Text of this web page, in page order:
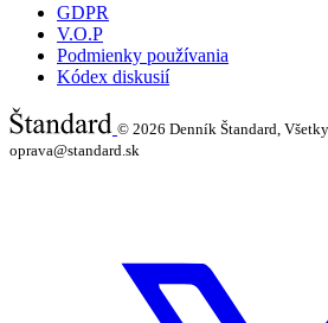
GDPR
V.O.P
Podmienky používania
Kódex diskusií
© 2026 Denník Štandard,
oprava@standard.sk